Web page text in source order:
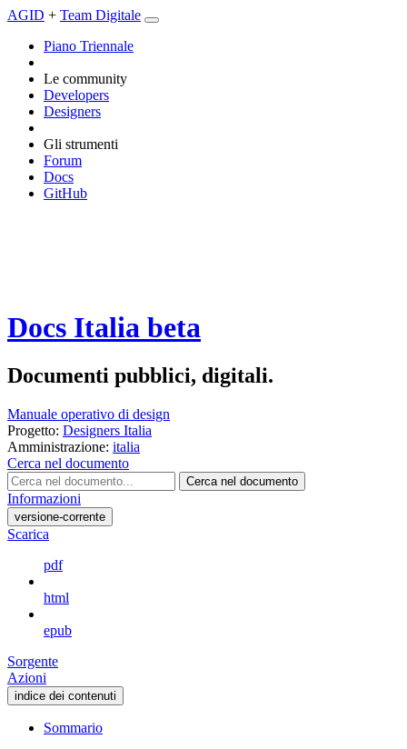
AGID + Team Digitale
Piano Triennale
Le community
Developers
Designers
Gli strumenti
Forum
Docs
GitHub
Docs Italia beta
Documenti pubblici, digitali.
Manuale operativo di design
Progetto: Designers Italia
Amministrazione: italia
Cerca nel documento
Cerca nel documento
Informazioni
versione-corrente
Scarica
pdf
html
epub
Sorgente
Azioni
indice dei contenuti
Sommario